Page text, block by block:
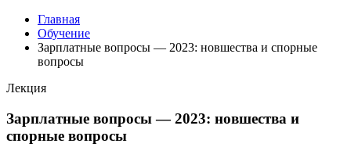
Главная
Обучение
Зарплатные вопросы — 2023: новшества и спорные
вопросы
Лекция
Зарплатные вопросы — 2023: новшества и
спорные вопросы